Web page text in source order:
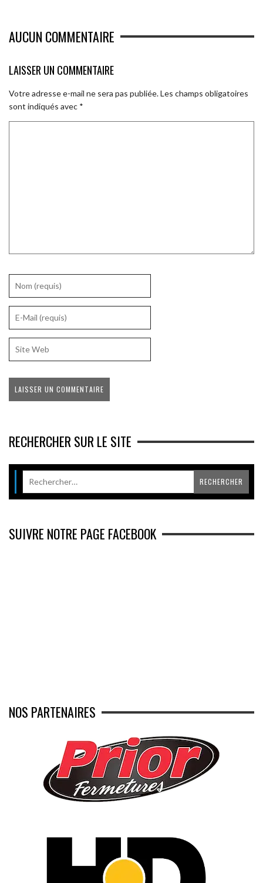
AUCUN COMMENTAIRE
LAISSER UN COMMENTAIRE
Votre adresse e-mail ne sera pas publiée.Les champs obligatoires
sont indiqués avec *
RECHERCHER SUR LE SITE
SUIVRE NOTRE PAGE FACEBOOK
NOS PARTENAIRES